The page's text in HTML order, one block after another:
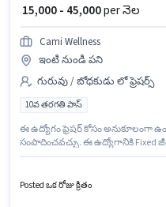
₹ 15,000 - 45,000per నెల
Cami Wellness
ఇంటి నుండి పని
గురువు / బోధకుడు లో ఫ్రెషర్స్
10వ తరగతి పాస్
ఈ ఉద్యోగం ఫ్రెషర్ కోసం అనుకూలంగా
సంపాదించవచ్చు. ఈ ఉద్యోగానికి Fixed
కలిగి ఉండాలి.
Posted ఒక రోజు క్రితం